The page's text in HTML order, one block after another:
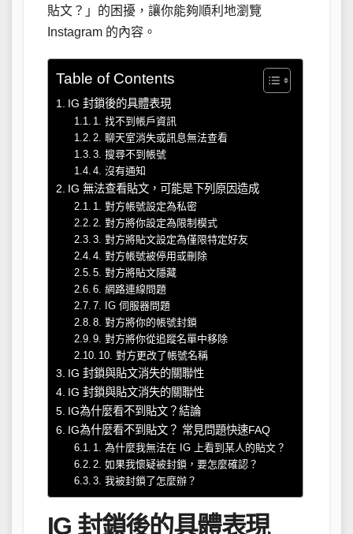
貼文？」的困擾，讓你能夠順利地瀏覽
Instagram 的內容。
Table of Contents
IG 封鎖後的具體表現
1. 找不到帳戶資訊
2. 聊天室消失或訊息無法查看
3. 搜尋不到帳號
4. 沒有通知
IG 無法查看貼文，可能是下列原因造成
1. 對方帳號設定為私密
2. 對方將你設定為限制模式
3. 對方將貼文設定為僅限特定好友
4. 對方帳號被停用或刪除
5. 對方將貼文隱藏
6. 網路連線問題
7. IG 伺服器問題
8. 對方將你的帳號封鎖
9. 對方將你從追蹤名單中移除
10. 對方更改了帳號名稱
IG 封鎖與貼文消失的關聯性
IG 封鎖與貼文消失的關聯性
IG為什麼看不到貼文？結論
IG為什麼看不到貼文？ 常見問題快速FAQ
1. 為什麼我無法在 IG 上看到某人的貼文？
2. 如果我懷疑被封鎖，要怎麼確認？
3. 我被封鎖了怎麼辦？
IG 封鎖後的具體表現